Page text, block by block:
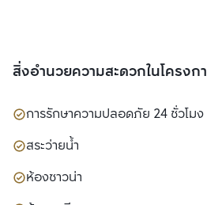
สิ่งอำนวยความสะดวกในโครงก
การรักษาความปลอดภัย 24 ชั่วโมง
สระว่ายน้ำ
ห้องซาวน่า